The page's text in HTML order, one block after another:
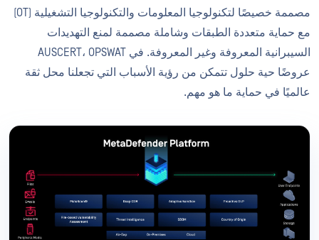
مصممة خصيصًا لتكنولوجيا المعلومات والتكنولوجيا التشغيلية (OT)
مع حماية متعددة الطبقات وشاملة مصممة لمنع التهديدات
السيبرانية المعروفة وغير المعروفة. في AUSCERT، OPSWAT
عروضًا حية حلول تتمكن من رؤية الأسباب التي تجعلنا محل ثقة
عالميًا في حماية ما هو مهم.